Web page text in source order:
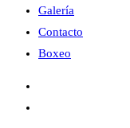
Galería
Contacto
Boxeo